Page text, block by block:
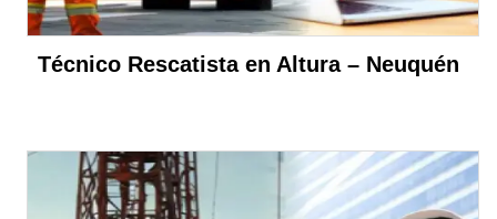
Técnico Rescatista en Altura – Neuquén